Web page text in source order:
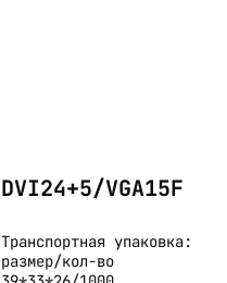
DVI24+5/VGA15F
Транспортная упаковка:
размер/кол-во